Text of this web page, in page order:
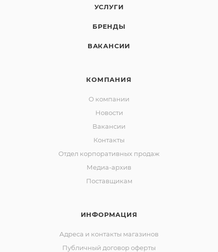
УСЛУГИ
БРЕНДЫ
ВАКАНСИИ
КОМПАНИЯ
О компании
Новости
Вакансии
Контакты
Отдел корпоративных продаж
Медиа-архив
Поставщикам
ИНФОРМАЦИЯ
Адреса и контакты магазинов
Публичный договор оферты